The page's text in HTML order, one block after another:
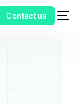
Contact us